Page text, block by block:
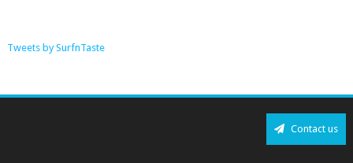
Tweets by SurfnTaste
Contact us